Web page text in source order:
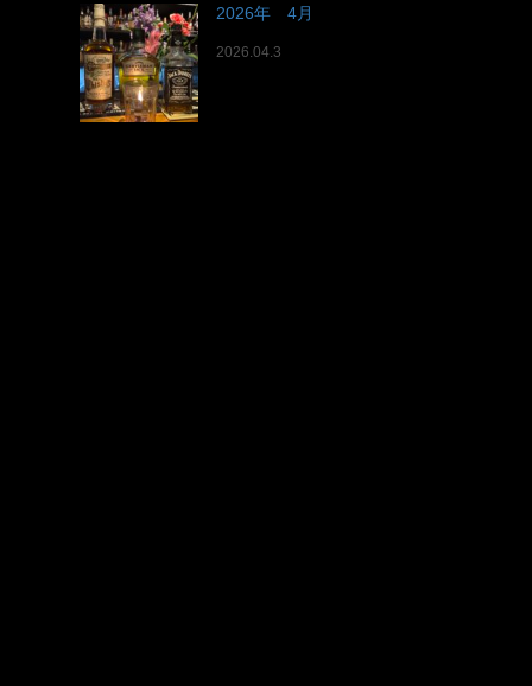
2026年 4月
2026.04.3